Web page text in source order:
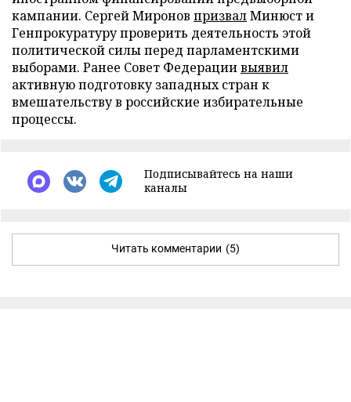
кампании. Сергей Миронов призвалМинюст и
Генпрокуратуру проверить деятельность этой
политической силы перед парламентскими
выборами. Ранее Совет Федерациивыявил
активную подготовку западных стран к
вмешательству в российские избирательные
процессы.
Подписывайтесь на наши
каналы
Читать комментарии (5)